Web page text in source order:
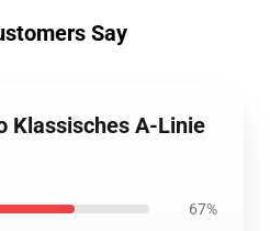
Say
Klassisches A-Linie
67%